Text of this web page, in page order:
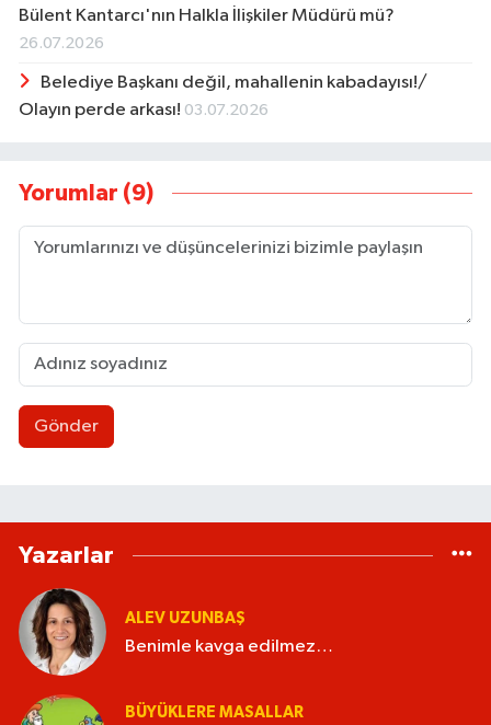
Bülent Kantarcı'nın Halkla İlişkiler Müdürü mü?
26.07.2026
Belediye Başkanı değil, mahallenin kabadayısı!/
Olayın perde arkası! 03.07.2026
Yorumlar (9)
Gönder
Yazarlar
ALEV UZUNBAŞ
Benimle kavga edilmez…
BÜYÜKLERE MASALLAR